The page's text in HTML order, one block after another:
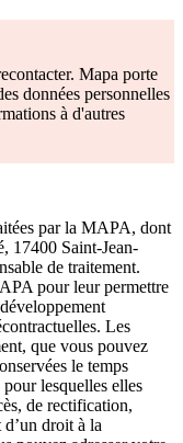
Mapa porte
données personnelles
à d'autres
par la MAPA, dont
17400 Saint-Jean-
de traitement.
pour leur permettre
Les
que vous pouvez
le temps
pour lesquelles elles
de rectification,
droit à la